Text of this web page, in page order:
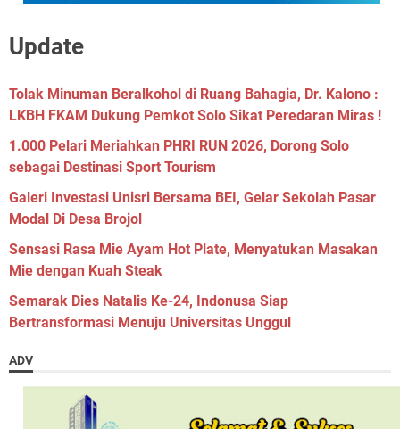
Update
Tolak Minuman Beralkohol di Ruang Bahagia, Dr. Kalono :
LKBH FKAM Dukung Pemkot Solo Sikat Peredaran Miras !
1.000 Pelari Meriahkan PHRI RUN 2026, Dorong Solo
sebagai Destinasi Sport Tourism
Galeri Investasi Unisri Bersama BEI, Gelar Sekolah Pasar
Modal Di Desa Brojol
Sensasi Rasa Mie Ayam Hot Plate, Menyatukan Masakan
Mie dengan Kuah Steak
Semarak Dies Natalis Ke-24, Indonusa Siap
Bertransformasi Menuju Universitas Unggul
ADV